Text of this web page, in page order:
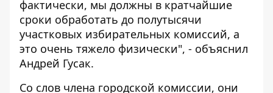
фактически, мы должны в кратчайшие
сроки обработать до полутысячи
участковых избирательных комиссий, а
это очень тяжело физически", - объяснил
Андрей Гусак.
Со слов члена городской комиссии, они